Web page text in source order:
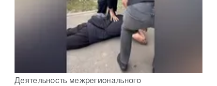
Деятельность межрегионального